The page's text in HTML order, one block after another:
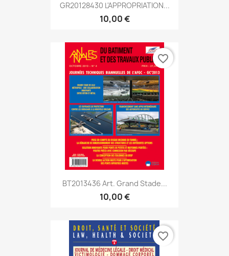
GR20128430 L'APPROPRIATION...
10,00 €
BT2013436 Art. Grand Stade...
10,00 €
favorite_border
favorite_border